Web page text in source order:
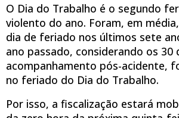
O Dia do Trabalho é o segundo
violento do ano. Foram, em
dia de feriado nos últimos sete
ano passado, considerando os 30
acompanhamento pós-acidente,
no feriado do Dia do Trabalho.
Por isso, a fiscalização estará